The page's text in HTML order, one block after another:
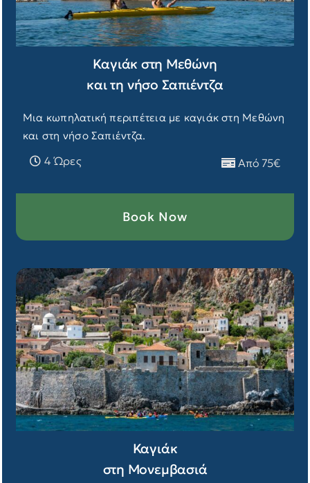
Καγιάκ στη Μεθώνη
και τη νήσο Σαπιέντζα
Μια κωπηλατική περιπέτεια με καγιάκ στη Μεθώνη
και στη νήσο Σαπιέντζα.
4 Ώρες Από 75€
Book Now
Καγιάκ
στη Μονεμβασιά